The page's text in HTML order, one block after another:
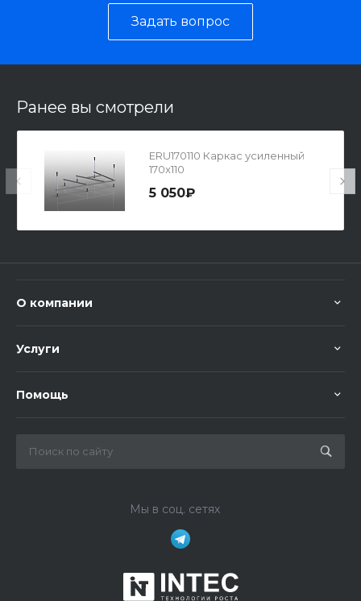
Задать вопрос
Ранее вы смотрели
ERU170110 Каркас усиленный
170x110
5 050₽
О компании
Услуги
Помощь
Мы в соц. сетях